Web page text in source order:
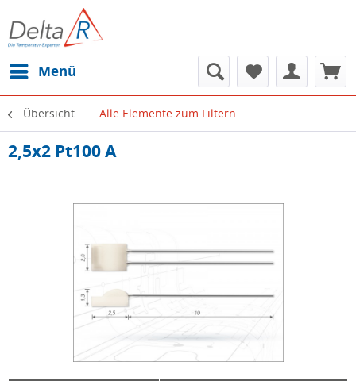
Menü
Übersicht Alle Elemente zum Filtern
2,5x2 Pt100 A